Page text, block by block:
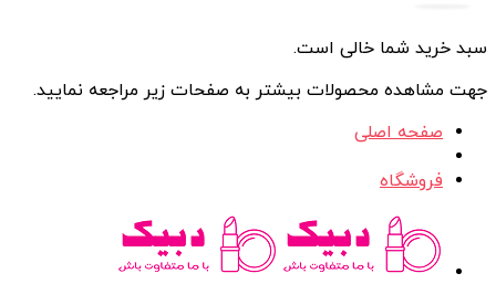
سبد خرید شما خالی است.
جهت مشاهده محصولات بیشتر به صفحات زیر مراجعه نمایید.
صفحه اصلی
فروشگاه